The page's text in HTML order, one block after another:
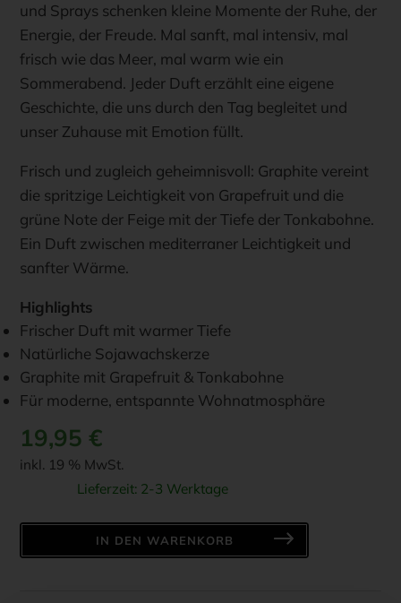
und Sprays schenken kleine Momente der Ruhe, der
Energie, der Freude. Mal sanft, mal intensiv, mal
frisch wie das Meer, mal warm wie ein
Sommerabend. Jeder Duft erzählt eine eigene
Geschichte, die uns durch den Tag begleitet und
unser Zuhause mit Emotion füllt.
Frisch und zugleich geheimnisvoll: Graphite vereint
die spritzige Leichtigkeit von Grapefruit und die
grüne Note der Feige mit der Tiefe der Tonkabohne.
Ein Duft zwischen mediterraner Leichtigkeit und
sanfter Wärme.
Highlights
Frischer Duft mit warmer Tiefe
Natürliche Sojawachskerze
Graphite mit Grapefruit & Tonkabohne
Für moderne, entspannte Wohnatmosphäre
19,95 €
inkl. 19 % MwSt.
Lieferzeit: 2-3 Werktage
-
IN DEN WARENKORB